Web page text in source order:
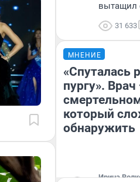
вытащил
31 633
МНЕНИЕ
«Спуталась
пургу».
который
обнаружить
Ирина